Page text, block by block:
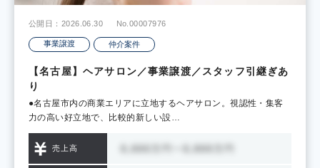
公開日：2026.06.30 No.00007976
事業譲渡 仲介案件
【名古屋】ヘアサロン／事業譲渡／スタッフ引継ぎあ
り
●名古屋市内の商業エリアに立地するヘアサロン。視認性・集客
力の高い好立地で、比較的新しい設…
売上高